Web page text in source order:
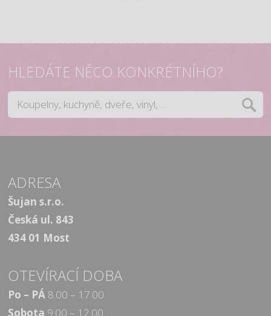
HLEDÁTE NĚCO KONKRÉTNÍHO?
ADRESA
Šujan s.r.o.
Česká ul. 843
434 01 Most
OTEVÍRACÍ DOBA
Po – PÁ 8.00 – 17.00
Sobota 9.00 – 12.00